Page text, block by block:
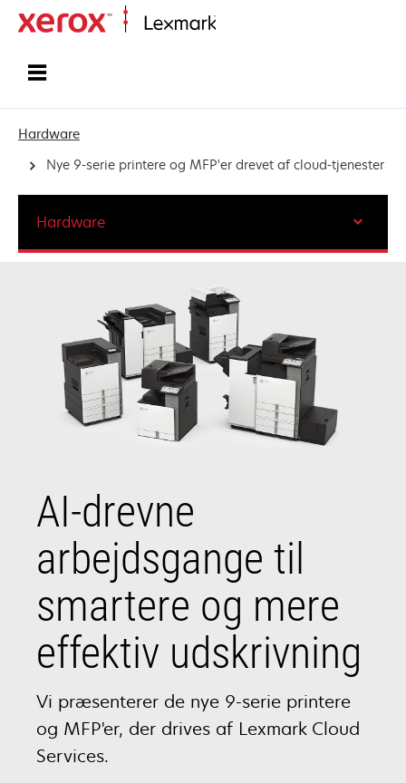
Hardware
Nye 9-serie printere og MFP'er drevet af cloud-tjenester
AI-drevne
arbejdsgange til
smartere og mere
effektiv udskrivning
Vi præsenterer de nye 9-serie printere
og MFP'er, der drives af Lexmark Cloud
Services.
Hardware